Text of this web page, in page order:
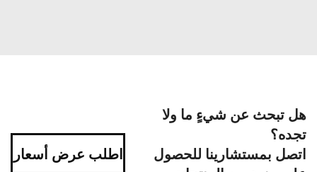
هل تبحث عن شيءٍ ما ولا
تجده؟
اتصل بمستشارينا للحصول
اطلب عرض أسعار